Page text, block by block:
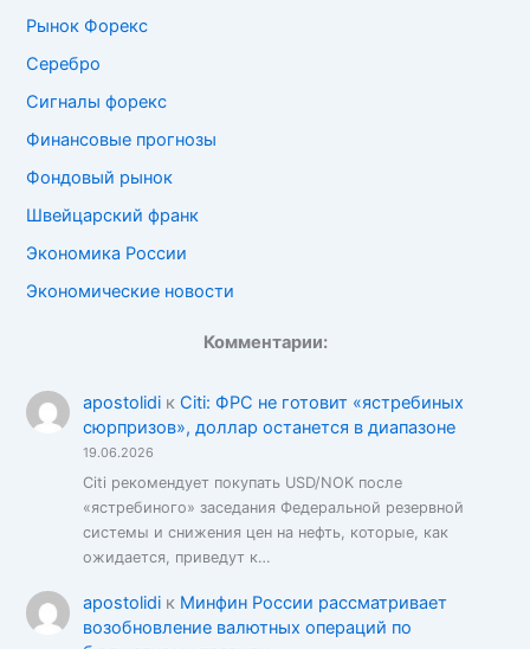
Рынок Форекс
Серебро
Сигналы форекс
Финансовые прогнозы
Фондовый рынок
Швейцарский франк
Экономика России
Экономические новости
Комментарии:
apostolidiк Citi: ФРС не готовит «ястребиных
сюрпризов», доллар останется в диапазоне
19.06.2026
Citi рекомендует покупать USD/NOK после
«ястребиного» заседания Федеральной резервной
системы и снижения цен на нефть, которые, как
ожидается, приведут к…
apostolidiк Минфин России рассматривает
возобновление валютных операций по